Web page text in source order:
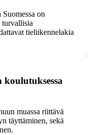
on
turvallisia
tieliikennelakia
muassa riittävä
täyttäminen, sekä